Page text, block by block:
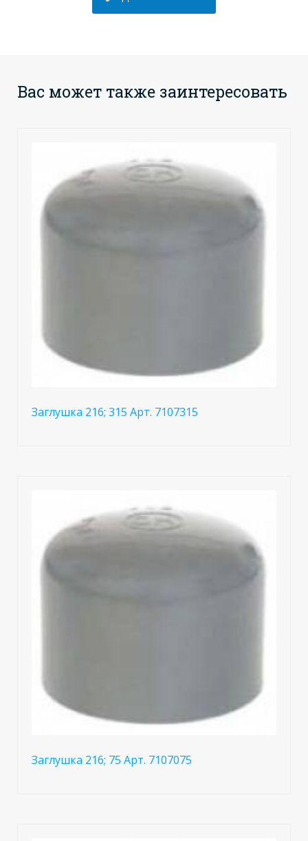
Вас может также заинтересовать
Заглушка 216; 315 Арт. 7107315
Заглушка 216; 75 Арт. 7107075